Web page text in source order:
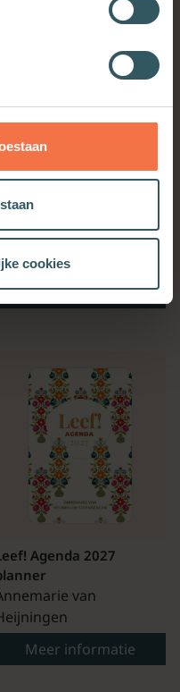
cookies
2027
Meer informatie
Agenda 2027
van
Meer informatie